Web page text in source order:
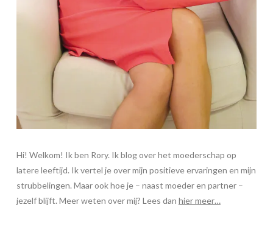
Hi! Welkom! Ik ben Rory. Ik blog over het moederschap op
latere leeftijd. Ik vertel je over mijn positieve ervaringen en mijn
strubbelingen. Maar ook hoe je – naast moeder en partner –
jezelf blijft. Meer weten over mij? Lees dan hier meer…